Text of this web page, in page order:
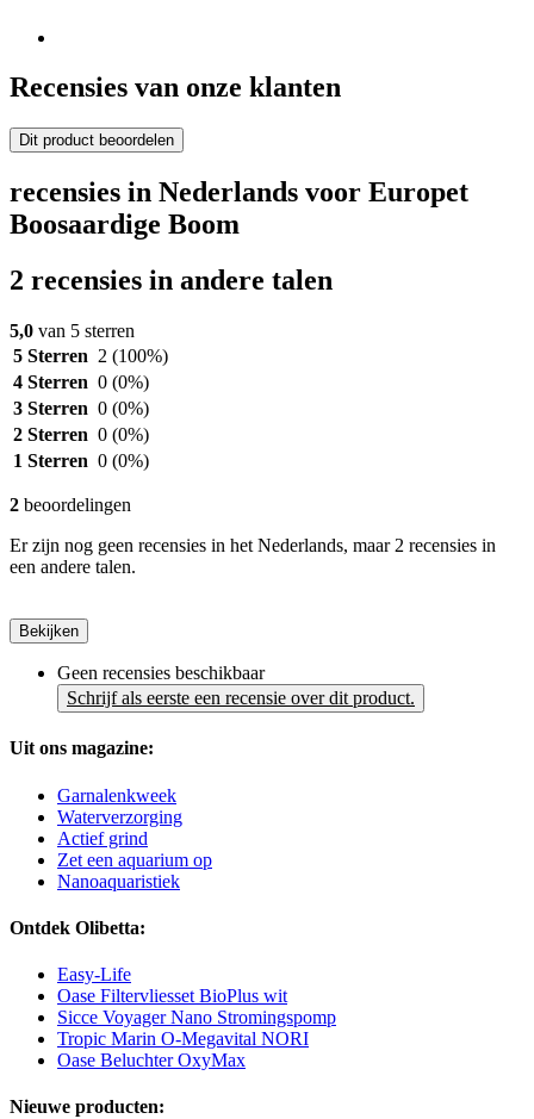
Recensies van onze klanten
Dit product beoordelen
recensies in Nederlands voor Europet
Boosaardige Boom
2 recensies in andere talen
5,0 van 5 sterren
5 Sterren 2 (100%)
4 Sterren 0 (0%)
3 Sterren 0 (0%)
2 Sterren 0 (0%)
1 Sterren 0 (0%)
2 beoordelingen
Er zijn nog geen recensies in het Nederlands, maar 2 recensies in
een andere talen.
Bekijken
Geen recensies beschikbaar
Schrijf als eerste een recensie over dit product.
Uit ons magazine:
Garnalenkweek
Waterverzorging
Actief grind
Zet een aquarium op
Nanoaquaristiek
Ontdek Olibetta:
Easy-Life
Oase Filtervliesset BioPlus wit
Sicce Voyager Nano Stromingspomp
Tropic Marin O-Megavital NORI
Oase Beluchter OxyMax
Nieuwe producten: